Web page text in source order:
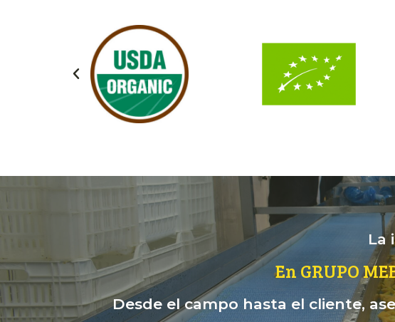
La
En GRUPO
Desde el campo hasta el cliente,